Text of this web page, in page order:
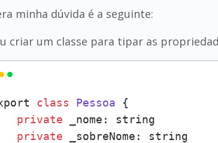
minha dúvida é a seguinte:
criar um classe para tipar as
class Pessoa {
private _nome: string
private _sobreNome: string